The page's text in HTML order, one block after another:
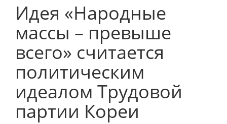
Идея «Народные
массы – превыше
всего» считается
политическим
идеалом Трудовой
партии Кореи